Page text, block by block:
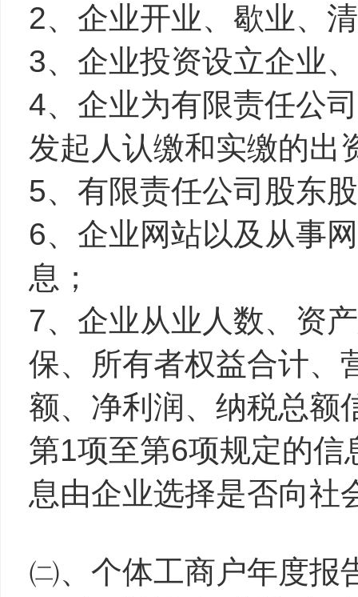
2、企业开业、歇业、
3、企业投资设立企业
4、企业为有限责任公
发起人认缴和实缴的出
5、有限责任公司股东
6、企业网站以及从事
息；
7、企业从业人数、资
保、所有者权益合计、
额、净利润、纳税总额
第1项至第6项规定的
息由企业选择是否向社
㈡、个体工商户年度报